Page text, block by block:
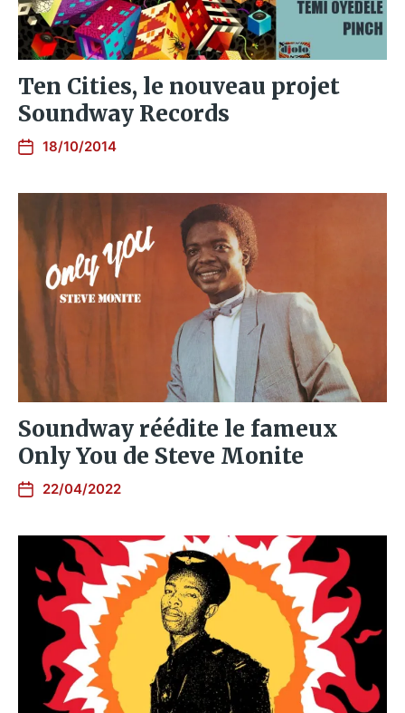
Ten Cities, le nouveau projet
Soundway Records
18/10/2014
Soundway réédite le fameux
Only You de Steve Monite
22/04/2022